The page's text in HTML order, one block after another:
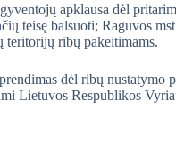
apklausa dėl
teisę balsuoti; Raguvos
teritorijų ribų pakeitimams.
dėl ribų nustatymo
Lietuvos Respublikos